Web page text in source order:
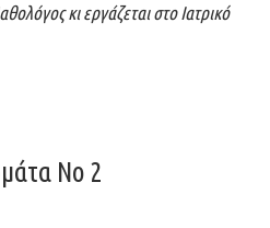
κι εργάζεται στο Ιατρικό